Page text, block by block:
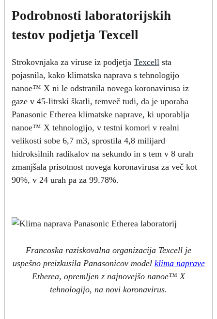
Podrobnosti laboratorijskih
testov podjetja Texcell
Strokovnjaka za viruse iz podjetja Texcell sta
pojasnila, kako klimatska naprava s tehnologijo
nanoe™ X ni le odstranila novega koronavirusa iz
gaze v 45-litrski škatli, temveč tudi, da je uporaba
Panasonic Etherea klimatske naprave, ki uporablja
nanoe™ X tehnologijo, v testni komori v realni
velikosti sobe 6,7 m3, sprostila 4,8 milijard
hidroksilnih radikalov na sekundo in s tem v 8 urah
zmanjšala prisotnost novega koronavirusa za več kot
90%, v 24 urah pa za 99.78%.
Francoska raziskovalna organizacija Texcell je
uspešno preizkusila Panasonicov model klima naprave
Etherea, opremljen z najnovejšo nanoe™ X
tehnologijo, na novi koronavirus.